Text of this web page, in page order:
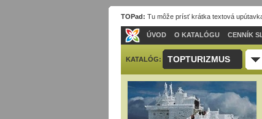
TOPad: Tu môže prísť krátka textová
ÚVOD O KATALÓGU CENNÍK
KATALÓG: TOPTURIZMUS